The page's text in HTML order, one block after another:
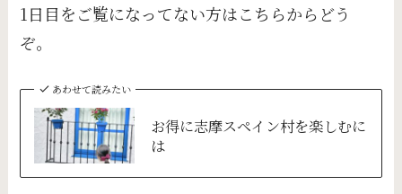
1日目をご覧になってない方はこちらからどう
ぞ。
あわせて読みたい
お得に志摩スペイン村を楽しむに
は